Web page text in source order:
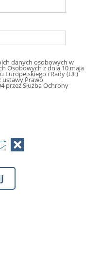
danych osobowych w
Osobowych z dnia 10 maja
Europejskiego i Rady (UE)
ustawy Prawo
Ochrony